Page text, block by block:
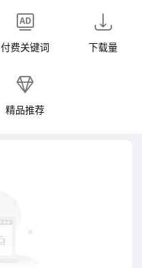
付费关键词 下载量
精品推荐